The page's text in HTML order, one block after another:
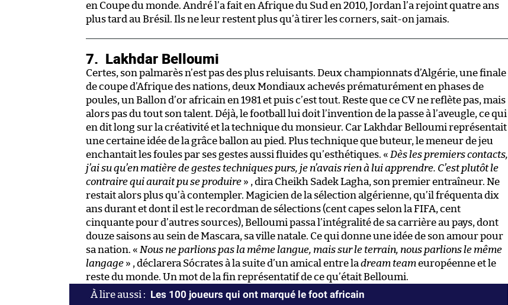
en Coupe du monde. André l’a fait en Afrique du Sud en 2010, Jordan l’a rejoint quatre ans
plus tard au Brésil. Ils ne leur restent plus qu’à tirer les corners, sait-on jamais.
7. Lakhdar Belloumi
Certes, son palmarès n’est pas des plus reluisants. Deux championnats d’Algérie, une finale
de coupe d’Afrique des nations, deux Mondiaux achevés prématurément en phases de
poules, un Ballon d’or africain en 1981 et puis c’est tout. Reste que ce CV ne reflète pas, mais
alors pas du tout son talent. Déjà, le football lui doit l’invention de la passe à l’aveugle, ce qui
en dit long sur la créativité et la technique du monsieur. Car Lakhdar Belloumi représentait
une certaine idée de la grâce ballon au pied. Plus technique que buteur, le meneur de jeu
enchantait les foules par ses gestes aussi fluides qu’esthétiques. « Dès les premiers contacts,
j’ai su qu’en matière de gestes techniques purs, je n’avais rien à lui apprendre. C’est plutôt le
contraire qui aurait pu se produire » , dira Cheikh Sadek Lagha, son premier entraîneur. Ne
restait alors plus qu’à contempler. Magicien de la sélection algérienne, qu’il fréquenta dix
ans durant et dont il est le recordman de sélections (cent capes selon la FIFA, cent
cinquante pour d’autres sources), Belloumi passa l’intégralité de sa carrière au pays, dont
douze saisons au sein de Mascara, sa ville natale. Ce qui donne une idée de son amour pour
sa nation. « Nous ne parlions pas la même langue, mais sur le terrain, nous parlions le même
langage » , déclarera Sócrates à la suite d’un amical entre la dream teameuropéenne et le
reste du monde. Un mot de la fin représentatif de ce qu’était Belloumi.
Les 100 joueurs qui ont marqué le foot africain